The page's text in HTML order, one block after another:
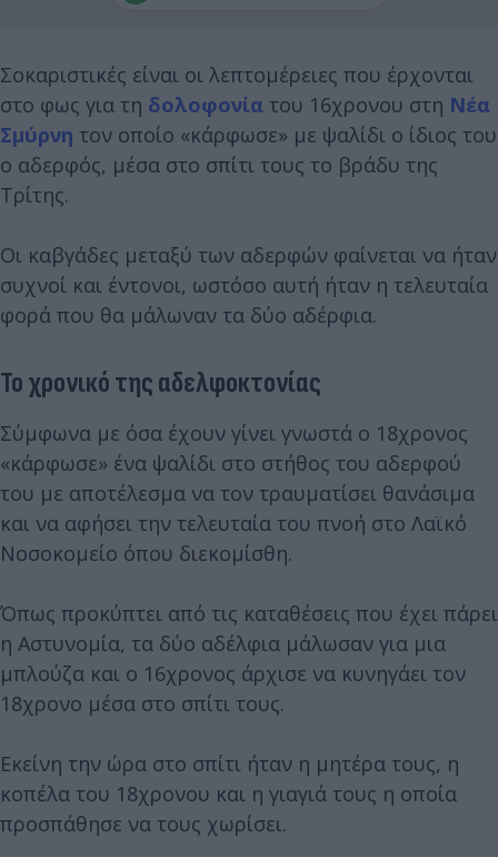
Σοκαριστικές είναι οι λεπτομέρειες που έρχονται
στο φως για τη δολοφονία του 16χρονου στη Νέα
Σμύρνη τον οποίο «κάρφωσε» με ψαλίδι ο ίδιος του
ο αδερφός, μέσα στο σπίτι τους το βράδυ της
Τρίτης.
Οι καβγάδες μεταξύ των αδερφών φαίνεται να ήταν
συχνοί και έντονοι, ωστόσο αυτή ήταν η τελευταία
φορά που θα μάλωναν τα δύο αδέρφια.
Το χρονικό της αδελφοκτονίας
Σύμφωνα με όσα έχουν γίνει γνωστά ο 18χρονος
«κάρφωσε» ένα ψαλίδι στο στήθος του αδερφού
του με αποτέλεσμα να τον τραυματίσει θανάσιμα
και να αφήσει την τελευταία του πνοή στο Λαϊκό
Νοσοκομείο όπου διεκομίσθη.
Όπως προκύπτει από τις καταθέσεις που έχει πάρει
η Αστυνομία, τα δύο αδέλφια μάλωσαν για μια
μπλούζα και ο 16χρονος άρχισε να κυνηγάει τον
18χρονο μέσα στο σπίτι τους.
Εκείνη την ώρα στο σπίτι ήταν η μητέρα τους, η
κοπέλα του 18χρονου και η γιαγιά τους η οποία
προσπάθησε να τους χωρίσει.